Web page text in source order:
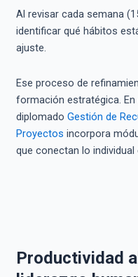
Al revisar cada semana
identificar qué hábitos
ajuste.
Ese proceso de
formación estratégica.
diplomado Gestión de
Proyectos incorpora
que conectan lo
Productividad